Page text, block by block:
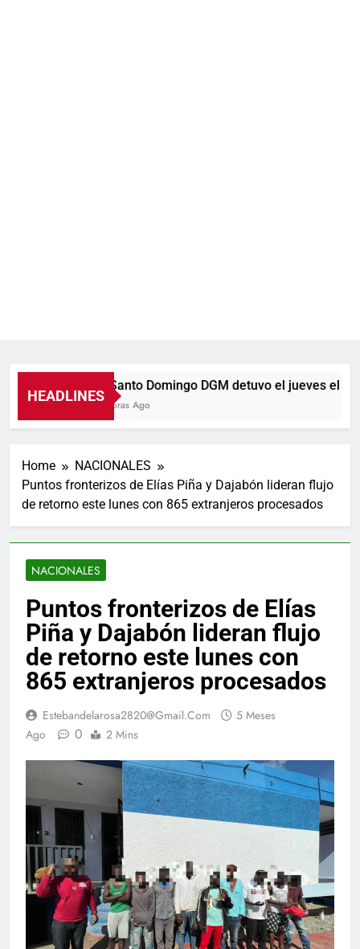
HEADLINES
En Santo Domingo DGM detuvo el jueves el
11 Horas Ago
Home
NACIONALES
Puntos fronterizos de Elías Piña y Dajabón lideran flujo
de retorno este lunes con 865 extranjeros procesados
NACIONALES
Puntos fronterizos de Elías
Piña y Dajabón lideran flujo
de retorno este lunes con
865 extranjeros procesados
Estebandelarosa2820@gmail.com
5 Meses
Ago
0 2 Mins